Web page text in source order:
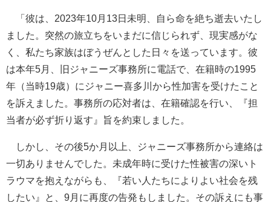
「彼は、2023年10月13日未明、自ら命を絶ち逝去いたし
ました。突然の旅立ちをいまだに信じられず、現実感がな
く、私たち家族はぼうぜんとした日々を送っています。彼
は本年5月、旧ジャニーズ事務所に電話で、在籍時の1995
年（当時19歳）にジャニー喜多川から性加害を受けたこと
を訴えました。事務所の応対者は、在籍確認を行い、『担
当者が必ず折り返す』旨を約束しました。
しかし、その後5か月以上、ジャニーズ事務所から連絡は
一切ありませんでした。未成年時に受けた性被害の深いト
ラウマを抱えながらも、『若い人たちによりよい社会を残
したい』と、9月に再度の告発もしました。その訴えにも事